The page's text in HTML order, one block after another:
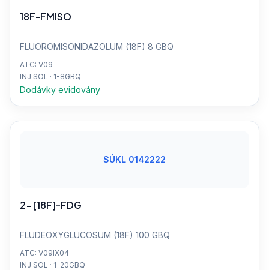
18F-FMISO
FLUOROMISONIDAZOLUM (18F) 8 GBQ
ATC: V09
INJ SOL · 1-8GBQ
Dodávky evidovány
SÚKL 0142222
2-[18F]-FDG
FLUDEOXYGLUCOSUM (18F) 100 GBQ
ATC: V09IX04
INJ SOL · 1-20GBQ